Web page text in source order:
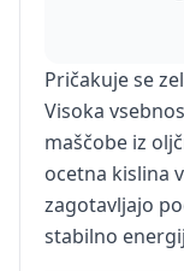
Pričakuje se
Visoka
maščobe iz
ocetna kislina
zagotavljajo
stabilno